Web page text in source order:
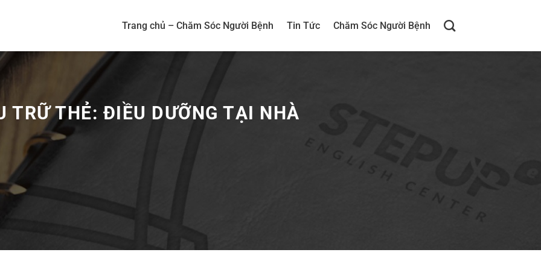
Trang chủ – Chăm Sóc Người Bệnh Tin Tức Chăm Sóc Người Bệnh
TRỮ THẺ: ĐIỀU DƯỠNG TẠI NHÀ